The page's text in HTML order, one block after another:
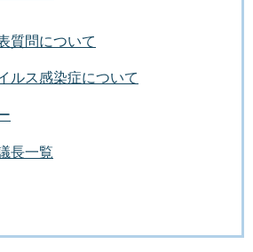
質問について
ルス感染症について
長一覧